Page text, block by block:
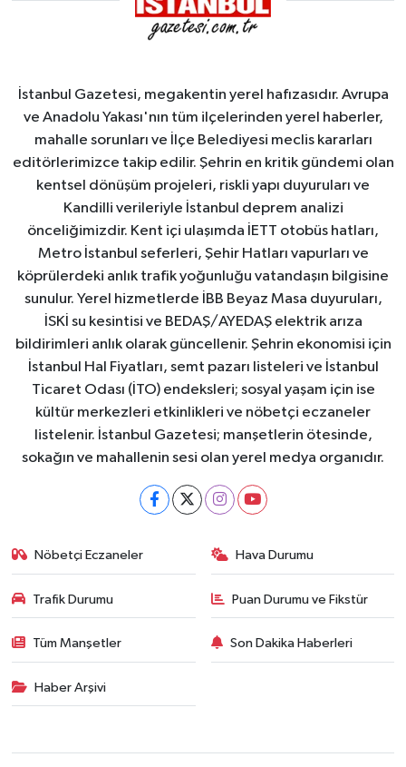
İstanbul Gazetesi, megakentin yerel hafızasıdır. Avrupa
ve Anadolu Yakası'nın tüm ilçelerinden yerel haberler,
mahalle sorunları ve İlçe Belediyesi meclis kararları
editörlerimizce takip edilir. Şehrin en kritik gündemi olan
kentsel dönüşüm projeleri, riskli yapı duyuruları ve
Kandilli verileriyle İstanbul deprem analizi
önceliğimizdir. Kent içi ulaşımda İETT otobüs hatları,
Metro İstanbul seferleri, Şehir Hatları vapurları ve
köprülerdeki anlık trafik yoğunluğu vatandaşın bilgisine
sunulur. Yerel hizmetlerde İBB Beyaz Masa duyuruları,
İSKİ su kesintisi ve BEDAŞ/AYEDAŞ elektrik arıza
bildirimleri anlık olarak güncellenir. Şehrin ekonomisi için
İstanbul Hal Fiyatları, semt pazarı listeleri ve İstanbul
Ticaret Odası (İTO) endeksleri; sosyal yaşam için ise
kültür merkezleri etkinlikleri ve nöbetçi eczaneler
listelenir. İstanbul Gazetesi; manşetlerin ötesinde,
sokağın ve mahallenin sesi olan yerel medya organıdır.
Nöbetçi Eczaneler Hava Durumu
Trafik Durumu Puan Durumu ve Fikstür
Tüm Manşetler Son Dakika Haberleri
Haber Arşivi